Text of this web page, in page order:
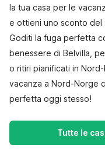
la tua casa per le
e ottieni uno sconto del
Goditi la fuga perfetta
benessere di Belvilla,
o ritiri pianificati in
vacanza a Nord-Norge
perfetta oggi stesso!
Tutte le